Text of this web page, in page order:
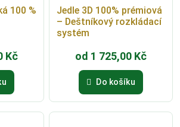
100 %
Kč
Jedle 3D 100% prémiová
– Deštníkový rozkládací
systém
od 1 725,00 Kč
Do košíku